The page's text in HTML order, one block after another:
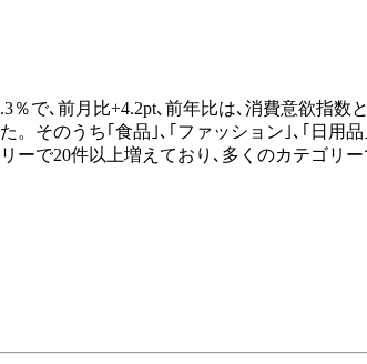
で､前月比+4.2pt､前年比は､消費意欲指
そのうち｢食品｣､｢ファッション｣､｢日用
ーで20件以上増えており､多くのカテゴリ